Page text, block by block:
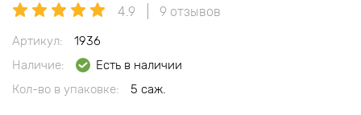
4.9 9 отзывов
Артикул:
1936
Наличие:
Есть в наличии
Кол-во в упаковке:
5 саж.